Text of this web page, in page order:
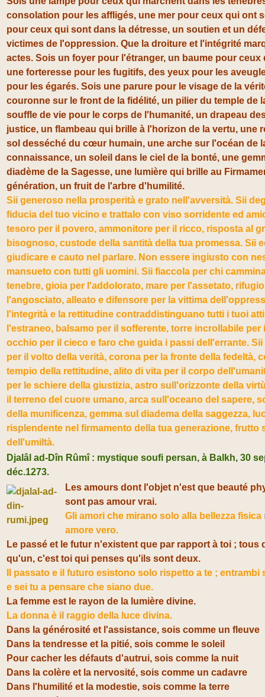
consolation pour les affligés, une mer pour ceux qui ont
pour ceux qui sont dans la détresse, un soutien et un
victimes de l'oppression. Que la droiture et l'intégrité
actes. Sois un foyer pour l'étranger, un baume pour ceux
une forteresse pour les fugitifs, des yeux pour les
pour les égarés. Sois une parure pour le visage de la
couronne sur le front de la fidélité, un pilier du temple de
souffle de vie pour le corps de l'humanité, un drapeau
justice, un flambeau qui brille à l'horizon de la vertu, une
sol desséché du cœur humain, une arche sur l'océan de
connaissance, un soleil dans le ciel de la bonté, une
diadème de la Sagesse, une lumière qui brille au
génération, un fruit de l'arbre d'humilité.
Sii generoso nella prosperità e grato nell'avversità. Sii
fiducia del tuo vicino e trattalo con viso sorridente ed
tesoro per il povero, ammonitore per il ricco, risposta al
bisognoso, custode della santità della tua promessa. Sii
giudicare e cauto nel parlare. Non essere ingiusto con
mansueto con tutti gli uomini. Sii fiaccola per chi
tenebre, gioia per l'addolorato, mare per l'assetato,
l'angosciato, alleato e difensore per la vittima
l'integrità e la rettitudine contraddistinguano tutti i tuoi
l'estraneo, balsamo per il sofferente, torre incrollabile per
occhio per il cieco e faro che guida i passi dell'errante.
per il volto della verità, corona per la fronte della fedeltà,
tempio della rettitudine, alito di vita per il corpo
per le schiere della giustizia, astro sull'orizzonte della
il terreno del cuore umano, arca sull'oceano del sapere,
della munificenza, gemma sul diadema della saggezza,
risplendente nel firmamento della tua generazione, frutto
dell'umiltà.
Djalâl ad-Dîn Rûmî : mystique soufi persan, à Balkh, 30
déc.1273.
Les amours dont l'objet n'est que beauté
sont pas amour vrai.
Gli amori che mirano solo alla bellezza
amore vero.
Le passé et le futur n'existent que par rapport à toi ; tous
qu'un, c'est toi qui penses qu'ils sont deux.
Il passato e il futuro esistono solo rispetto a te ;
e sei tu a pensare che siano due.
La femme est le rayon de la lumière divine.
La donna è il raggio della luce divina.
Dans la générosité et l'assistance, sois comme un fleuve
Dans la tendresse et la pitié, sois comme le soleil
Pour cacher les défauts d'autrui, sois comme la nuit
Dans la colère et la nervosité, sois comme un cadavre
Dans l' humilité et la modestie, sois comme la terre